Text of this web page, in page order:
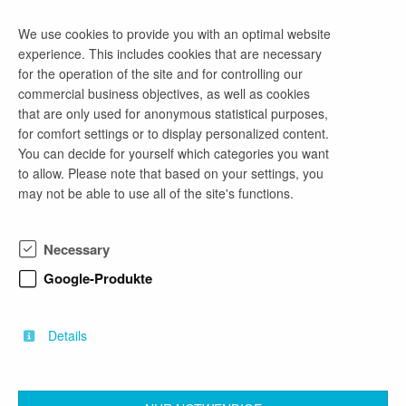
Energy Technology and Economics, Mechanical Engineering,
Chemistry: Materials, Engineering and Sustainability,
Environmental and Resource Management, Environmental
Engineering
Fraunhofer UMISCHT Su-Ro: Abschlussarbeit
(B): Entwurf und Konstruktion eines
Laborschneckenförderers
bachelor's thesis
Energy Technology and Economics, Mechanical Engineering,
Engineering
We use cookies to provide you with an optimal website
experience. This includes cookies that are necessary
for the operation of the site and for controlling our
commercial business objectives, as well as cookies
that are only used for anonymous statistical purposes,
for comfort settings or to display personalized content.
You can decide for yourself which categories you want
to allow. Please note that based on your settings, you
may not be able to use all of the site's functions.
Necessary
Google-Produkte
Details